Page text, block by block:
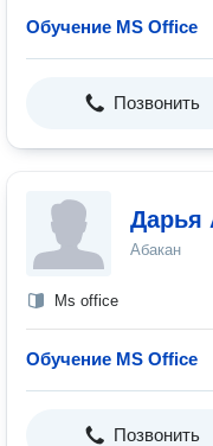
Обучение MS Office
Позвонить
Дарья
Абакан
Ms office
Обучение MS Office
Позвонить